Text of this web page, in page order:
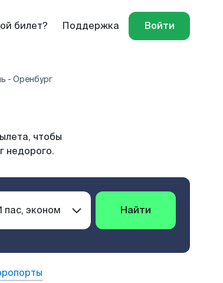
билет? Поддержка Войти
- Оренбург
чтобы
недорого.
Найти